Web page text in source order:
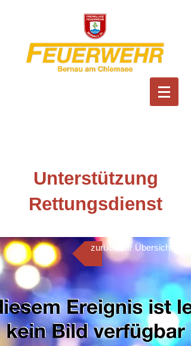
Feuerwehr Bernau am
Chiemsee
Unterstützung
Rettungsdienst
zurück zur Übersicht